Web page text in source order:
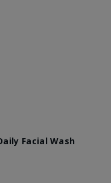
Facial Wash